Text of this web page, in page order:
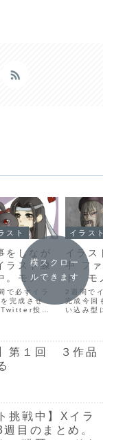
スト
をしなが
ラスト練
。モノノ
魔導祖師
いていま
で必ずイラ
完成させ
投稿
みましたが
とか継続で
います魔導祖
ニキャラ完
...
イラスト
イラスト
中 ファ
ト モノ
15周年
表を記念
て。スト
いと思い
2週間でイ
完成今回も
い込み型に
急待機な
元々ないも
たのでまだ
断...
横スクロー
ルできます
第１回 ３作品
挑戦中】Xイラ
目のまとめ。